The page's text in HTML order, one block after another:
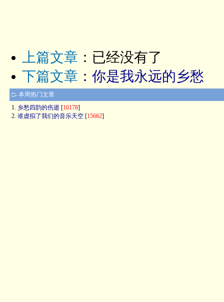
上篇文章 ：已经没有了
下篇文章 ： 你是我永远的乡愁
□- 本周热门文章
1. 乡愁四韵的伤逝 [16178]
2. 谁虚拟了我们的音乐天空 [15662]